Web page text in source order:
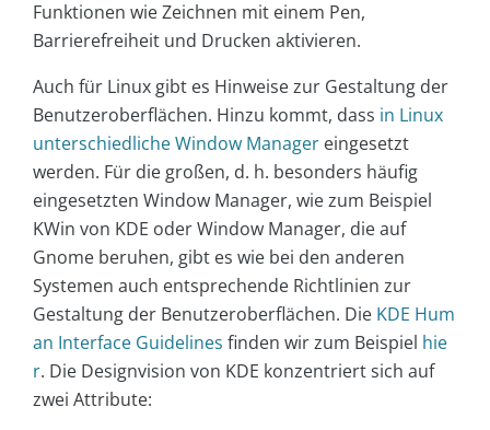
Funktionen wie Zeichnen mit einem Pen,
Barrierefreiheit und Drucken aktivieren.
Auch für Linux gibt es Hinweise zur Gestaltung der
Benutzeroberflächen. Hinzu kommt, dass in Linux
unterschiedliche Window Manager eingesetzt
werden. Für die großen, d. h. besonders häufig
eingesetzten Window Manager, wie zum Beispiel
KWin von KDE oder Window Manager, die auf
Gnome beruhen, gibt es wie bei den anderen
Systemen auch entsprechende Richtlinien zur
Gestaltung der Benutzeroberflächen. Die KDE Hum
an Interface Guidelines finden wir zum Beispiel hie
r. Die Designvision von KDE konzentriert sich auf
zwei Attribute: